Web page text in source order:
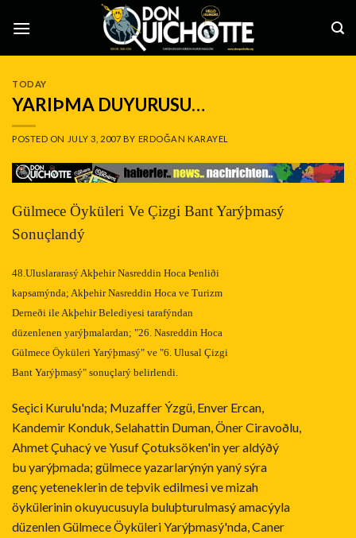
TODAY
YARIÞMA DUYURUSU…
POSTED ON JULY 3, 2007 BY ERDOĞAN KARAYEL
Gülmece Öyküleri Ve Çizgi Bant Yarýþmasý
Sonuçlandý
48.Uluslararasý Akþehir Nasreddin Hoca Þenliði
kapsamýnda; Akþehir Nasreddin Hoca ve Turizm
Derneði ile Akþehir Belediyesi tarafýndan
düzenlenen yarýþmalardan; "26. Nasreddin Hoca
Gülmece Öyküleri Yarýþmasý" ve "6. Ulusal Çizgi
Bant Yarýþmasý" sonuçlarý belirlendi.
Seçici Kurulu'nda; Muzaffer Ýzgü, Enver Ercan,
Kandemir Konduk, Selahattin Duman, Öner Ciravoðlu,
Ahmet Çuhacý ve Yusuf Çotuksöken'in yer aldýðý
bu yarýþmada; gülmece yazarlarýnýn yaný sýra
genç yeteneklerin de teþvik edilmesi ve mizah
öykülerinin okuyucusuyla buluþturulmasý amacýyla
düzenlen Gülmece Öyküleri Yarýþmasý'nda, Caner